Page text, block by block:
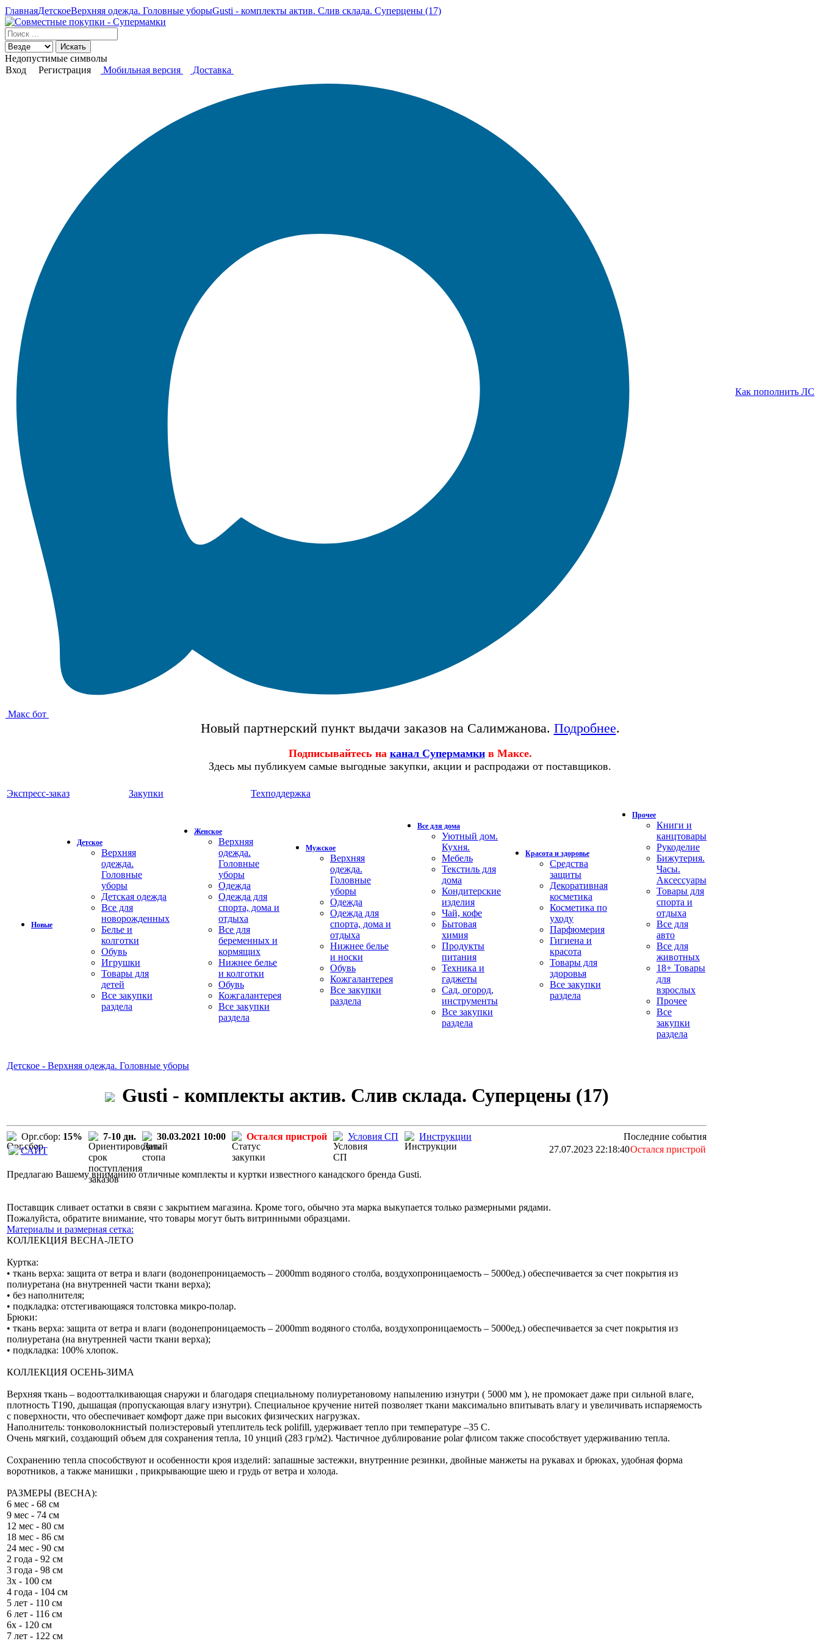
ГлавнаяДетскоеВерхняя одежда. Головные уборыGusti - комплекты актив. Слив склада. Суперцены (17)
Искать
Недопустимые символы
Вход
Регистрация Мобильная версия Доставка
Макс бот
Как пополнить ЛС
Новый партнерский пункт выдачи заказов на Салимжанова. Подробнее.
Подписывайтесь на канал Супермамки в Максе.
Здесь мы публикуем самые выгодные закупки, акции и распродажи от поставщиков.
Экспресс-заказ Закупки Техподдержка
Новые
Детское
Верхняя
одежда.
Головные
уборы
Детская одежда
Все для
новорожденных
Белье и
колготки
Обувь
Игрушки
Товары для
детей
Все закупки
раздела
Женское
Верхняя
одежда.
Головные
уборы
Одежда
Одежда для
спорта, дома и
отдыха
Все для
беременных и
кормящих
Нижнее белье
и колготки
Обувь
Кожгалантерея
Все закупки
раздела
Мужское
Верхняя
одежда.
Головные
уборы
Одежда
Одежда для
спорта, дома и
отдыха
Нижнее белье
и носки
Обувь
Кожгалантерея
Все закупки
раздела
Все для дома
Уютный дом.
Кухня.
Мебель
Текстиль для
дома
Кондитерские
изделия
Чай, кофе
Бытовая
химия
Продукты
питания
Техника и
гаджеты
Сад, огород,
инструменты
Все закупки
раздела
Красота и здоровье
Средства
защиты
Декоративная
косметика
Косметика по
уходу
Парфюмерия
Гигиена и
красота
Товары для
здоровья
Все закупки
раздела
Прочее
Книги и
канцтовары
Рукоделие
Бижутерия.
Часы.
Аксессуары
Товары для
спорта и
отдыха
Все для
авто
Все для
животных
18+ Товары
для
взрослых
Прочее
Все
закупки
раздела
Детское - Верхняя одежда. Головные уборы
Gusti - комплекты актив. Слив склада. Суперцены (17)
Орг.сбор: 15% 7-10 дн. 30.03.2021 10:00 Остался пристрой Условия СП Инструкции
Последние события
27.07.2023 22:18:40Остался пристрой
САЙТ
Предлагаю Вашему вниманию отличные комплекты и куртки известного канадского бренда Gusti.
Поставщик сливает остатки в связи с закрытием магазина. Кроме того, обычно эта марка выкупается только размерными рядами.
Пожалуйста, обратите внимание, что товары могут быть витринными образцами.
Материалы и размерная сетка:
КОЛЛЕКЦИЯ ВЕСНА-ЛЕТО
Куртка:
• ткань верха: защита от ветра и влаги (водонепроницаемость – 2000mm водяного столба, воздухопроницаемость – 5000ед.) обеспечивается за счет покрытия из
полиуретана (на внутренней части ткани верха);
• без наполнителя;
• подкладка: отстегивающаяся толстовка микро-полар.
Брюки:
• ткань верха: защита от ветра и влаги (водонепроницаемость – 2000mm водяного столба, воздухопроницаемость – 5000ед.) обеспечивается за счет покрытия из
полиуретана (на внутренней части ткани верха);
• подкладка: 100% хлопок.
КОЛЛЕКЦИЯ ОСЕНЬ-ЗИМА
Верхняя ткань – водоотталкивающая снаружи и благодаря специальному полиуретановому напылению изнутри ( 5000 мм ), не промокает даже при сильной влаге,
плотность Т190, дышащая (пропускающая влагу изнутри). Специальное кручение нитей позволяет ткани максимально впитывать влагу и увеличивать испаряемость
с поверхности, что обеспечивает комфорт даже при высоких физических нагрузках.
Наполнитель: тонковолокнистый полиэстеровый утеплитель teck polifill, удерживает тепло при температуре –35 С.
Очень мягкий, создающий объем для сохранения тепла, 10 унций (283 гр/м2). Частичное дублирование polar флисом также способствует удерживанию тепла.
Сохранению тепла способствуют и особенности кроя изделий: запашные застежки, внутренние резинки, двойные манжеты на рукавах и брюках, удобная форма
воротников, а также манишки , прикрывающие шею и грудь от ветра и холода.
РАЗМЕРЫ (ВЕСНА):
6 мес - 68 см
9 мес - 74 см
12 мес - 80 см
18 мес - 86 см
24 мес - 90 см
2 года - 92 см
3 года - 98 см
3х - 100 см
4 года - 104 см
5 лет - 110 см
6 лет - 116 см
6х - 120 см
7 лет - 122 см